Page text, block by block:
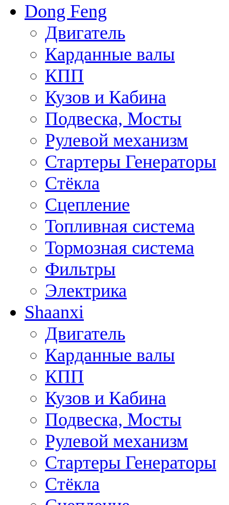
Dong Feng
Двигатель
Карданные валы
КПП
Кузов и Кабина
Подвеска, Мосты
Рулевой механизм
Стартеры Генераторы
Стёкла
Сцепление
Топливная система
Тормозная система
Фильтры
Электрика
Shaanxi
Двигатель
Карданные валы
КПП
Кузов и Кабина
Подвеска, Мосты
Рулевой механизм
Стартеры Генераторы
Стёкла